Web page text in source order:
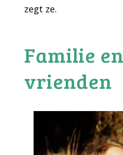
zegt ze.
Familie en
vrienden